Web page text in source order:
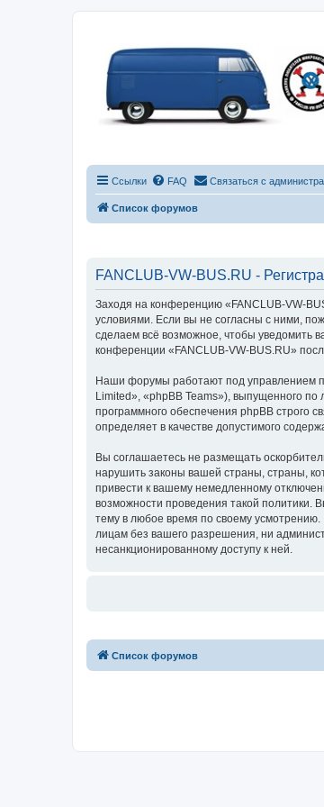
Ссылки FAQ Связаться с
Список форумов
FANCLUB-VW-BUS.RU -
Заходя на конференцию «FANCLUB-VW-
условиями. Если вы не согласны с ними,
сделаем всё возможное, чтобы уведомить
конференции «FANCLUB-VW-BUS.RU»
Наши форумы работают под управлением
Limited», «phpBB Teams»), выпущенного по
программного обеспечения phpBB строго
определяет в качестве допустимого
Вы соглашаетесь не размещать
нарушить законы вашей страны, страны,
привести к вашему немедленному
возможности проведения такой политики.
тему в любое время по своему
лицам без вашего разрешения, ни
несанкционированному доступу к ней.
Список форумов